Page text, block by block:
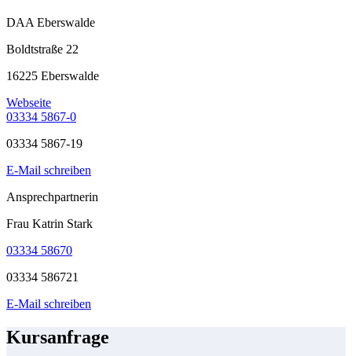
DAA Eberswalde
Boldtstraße 22
16225 Eberswalde
Webseite
03334 5867-0
03334 5867-19
E-Mail schreiben
Ansprechpartnerin
Frau Katrin Stark
03334 58670
03334 586721
E-Mail schreiben
Kursanfrage